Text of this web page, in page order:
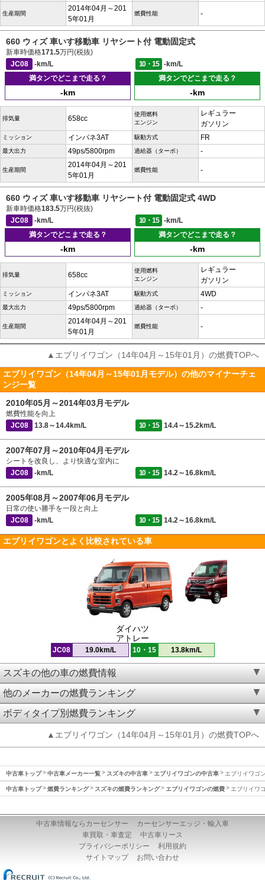
生産期間
2014年04月～201
5年01月
燃費性能 -
660 ウィズ 車いす移動車 リヤシート付 電動固定式
新車時価格171.5万円(税抜)
JC08
-km/L 10・15
-km/L
満タンでどこまで走る？
-km
満タンでどこまで走る？
-km
排気量 658cc
使用燃料
エンジン
レギュラー
ガソリン
ミッション インパネ3AT 駆動方式 FR
最大出力 49ps/5800rpm 過給器（ターボ） -
生産期間
2014年04月～201
5年01月
燃費性能 -
660 ウィズ 車いす移動車 リヤシート付 電動固定式 4WD
新車時価格183.5万円(税抜)
JC08
-km/L 10・15
-km/L
満タンでどこまで走る？
-km
満タンでどこまで走る？
-km
排気量 658cc
使用燃料
エンジン
レギュラー
ガソリン
ミッション インパネ3AT 駆動方式 4WD
最大出力 49ps/5800rpm 過給器（ターボ） -
生産期間
2014年04月～201
5年01月
燃費性能 -
▲エブリイワゴン（14年04月～15年01月）の燃費TOPへ
エブリイワゴン（14年04月～15年01月モデル）の他のマイナーチェ
ンジ一覧
2010年05月～2014年03月モデル
燃費性能を向上
JC08
13.8～14.4km/L 10・15 14.4～15.2km/L
2007年07月～2010年04月モデル
シートを改良し、より快適な室内に
JC08
-km/L 10・15 14.2～16.8km/L
2005年08月～2007年06月モデル
日常の使い勝手を一段と向上
JC08
-km/L 10・15 14.2～16.8km/L
エブリイワゴンとよく比較されている車
ダイハツ
アトレー
JC08 19.0km/L 10・15 13.8km/L
スズキの他の車の燃費情報
他のメーカーの燃費ランキング
ボディタイプ別燃費ランキング
▲エブリイワゴン（14年04月～15年01月）の燃費TOPへ
中古車トップ 中古車メーカー一覧 スズキの中古車 エブリイワゴンの中古車 エブリイワゴ
中古車トップ 燃費ランキング スズキの燃費ランキング エブリイワゴンの燃費 エブリイワ
中古車情報ならカーセンサー
カーセンサーエッジ・輸入車
車買取・車査定
中古車リース
プライバシーポリシー
利用規約
サイトマップ
お問い合わせ